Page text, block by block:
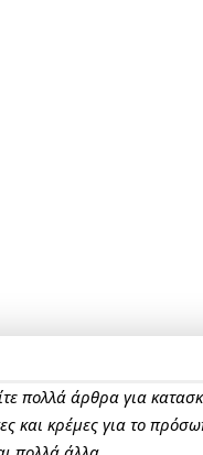
πολλά άρθρα για
και κρέμες για το